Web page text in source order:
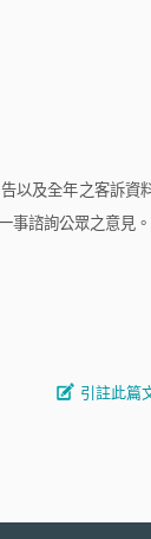
以及全年之客訴資
事諮詢公眾之意見。
引註此篇